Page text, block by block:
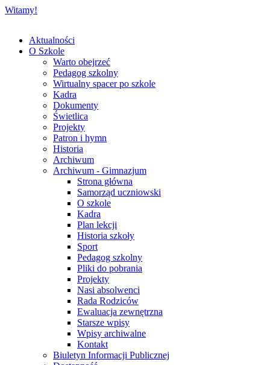
Witamy!
Aktualności
O Szkole
Warto obejrzeć
Pedagog szkolny
Wirtualny spacer po szkole
Kadra
Dokumenty
Świetlica
Projekty
Patron i hymn
Historia
Archiwum
Archiwum - Gimnazjum
Strona główna
Samorząd uczniowski
O szkole
Kadra
Plan lekcji
Historia szkoły
Sport
Pedagog szkolny
Pliki do pobrania
Projekty
Nasi absolwenci
Rada Rodziców
Ewaluacja zewnętrzna
Starsze wpisy
Wpisy archiwalne
Kontakt
Biuletyn Informacji Publicznej